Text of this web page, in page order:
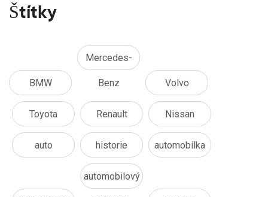
Štítky
BMW
Mercedes-
Benz Volvo
Toyota Renault Nissan
auto historie automobilka
automobilový